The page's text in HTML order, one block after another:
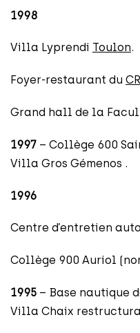
1998
Villa Lyprendi Toulon.
Foyer-restaurant du
Grand hall de la
1997 – Collège 600
Villa Gros Gémenos .
1996
Centre d’entretien
Collège 900 Auriol
1995 – Base nautique
Villa Chaix